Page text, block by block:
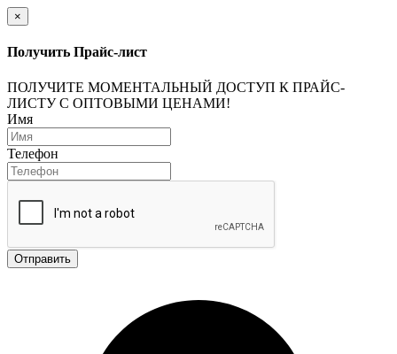
×
Получить Прайс-лист
ПОЛУЧИТЕ МОМЕНТАЛЬНЫЙ ДОСТУП К ПРАЙС-
ЛИСТУ С ОПТОВЫМИ ЦЕНАМИ!
Имя
Телефон
Отправить